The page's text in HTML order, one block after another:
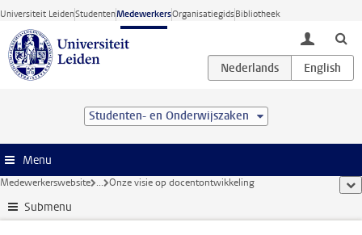
Ga direct naar de inhoud
Universiteit LeidenStudentenMedewerkersOrganisatiegidsBibliotheek
toggle
Studenten- en Onderwijszaken
Menu
Medewerkerswebsite ... Onze visie op docentontwikkeling
Submenu